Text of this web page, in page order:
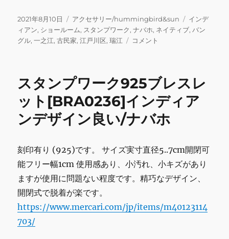
c
e
o
k
it
te
ai
l
e m
bl
ai
l
投
稿
日:
2021年8月10日
カ
テ
ゴ
アクセサリー/hummingbird&sun
タ
グ
インデ
ィアン, ショールーム, スタンプワーク,ナバホ, ネイティブ,バン
グル,一之江,古民家,江戸川区,瑞江
【ご
客
様
特
別
50%OFF】
作
タ
ン
ー
コメント
スタンプワーク925ブレスレ
ット[BRA0236]インディア
ンデザイン良い/ナバホ
刻印有り (925)です。 サイズ実寸直径5..7cm開閉可
能フリー幅1cm 使用感あり、小汚れ、小キズがあり
ますが使用に問題ない程度です。精巧なデザイン、
開閉式で脱着が楽です。
https://www.mercari.com/jp/items/m40123114
703/